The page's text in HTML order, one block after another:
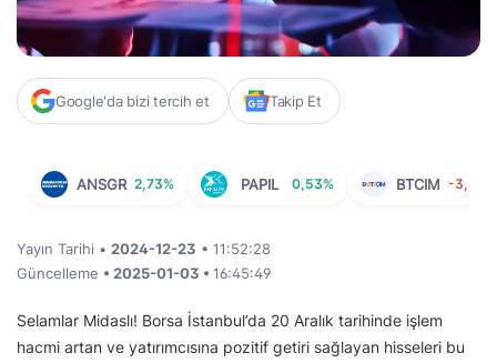
Google'da bizi tercih et Takip Et
ANSGR 2,73% PAPIL 0,53% BTCIM -3,61%
Yayın Tarihi • 2024-12-23 • 11:52:28
Güncelleme • 2025-01-03 • 16:45:49
Selamlar Midaslı! Borsa İstanbul’da 20 Aralık tarihinde işlem
hacmi artan ve yatırımcısına pozitif getiri sağlayan hisseleri bu